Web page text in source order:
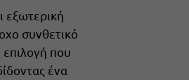
εξωτερική
συνθετικό
επιλογή που
ένα